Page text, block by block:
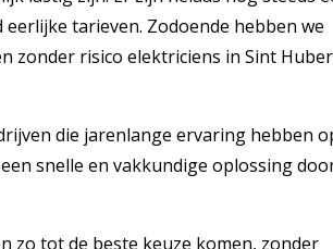
tarieven. Zodoende hebben we
zonder risico elektriciens in Sint
die jarenlange ervaring hebben
snelle en vakkundige oplossing
zo tot de beste keuze komen, zonder